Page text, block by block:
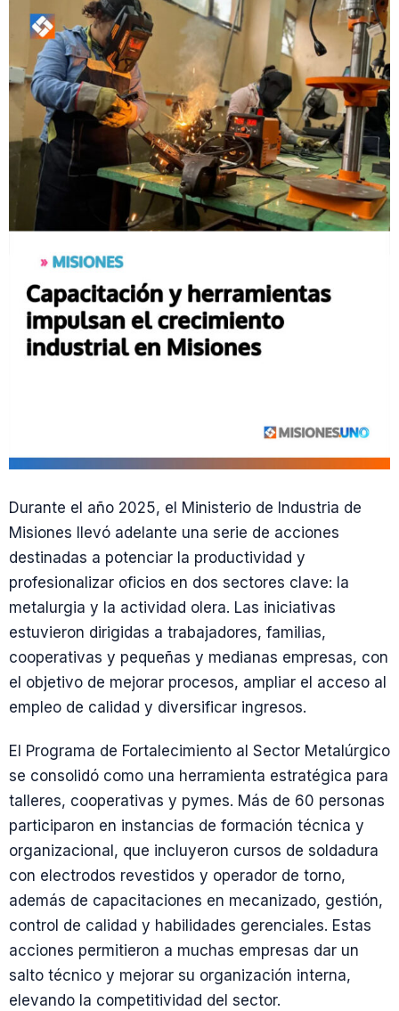
Durante el año 2025, el Ministerio de Industria de
Misiones llevó adelante una serie de acciones
destinadas a potenciar la productividad y
profesionalizar oficios en dos sectores clave: la
metalurgia y la actividad olera. Las iniciativas
estuvieron dirigidas a trabajadores, familias,
cooperativas y pequeñas y medianas empresas, con
el objetivo de mejorar procesos, ampliar el acceso al
empleo de calidad y diversificar ingresos.
El Programa de Fortalecimiento al Sector Metalúrgico
se consolidó como una herramienta estratégica para
talleres, cooperativas y pymes. Más de 60 personas
participaron en instancias de formación técnica y
organizacional, que incluyeron cursos de soldadura
con electrodos revestidos y operador de torno,
además de capacitaciones en mecanizado, gestión,
control de calidad y habilidades gerenciales. Estas
acciones permitieron a muchas empresas dar un
salto técnico y mejorar su organización interna,
elevando la competitividad del sector.